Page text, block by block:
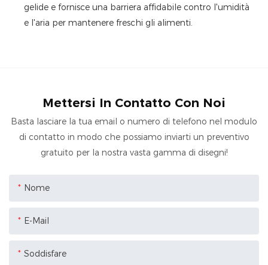
gelide e fornisce una barriera affidabile contro l'umidità
e l'aria per mantenere freschi gli alimenti.
Mettersi In Contatto Con Noi
Basta lasciare la tua email o numero di telefono nel modulo
di contatto in modo che possiamo inviarti un preventivo
gratuito per la nostra vasta gamma di disegni!
Nome
E-Mail
Soddisfare